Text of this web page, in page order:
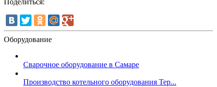
Поделиться:
Оборудование
Сварочное оборудование в Самаре
Производство котельного оборудования Тер...